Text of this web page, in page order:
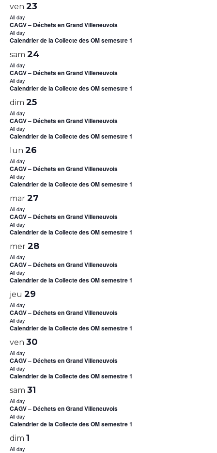
ven 23
All day
CAGV – Déchets en Grand Villeneuvois
All day
Calendrier de la Collecte des OM semestre 1
sam 24
All day
CAGV – Déchets en Grand Villeneuvois
All day
Calendrier de la Collecte des OM semestre 1
dim 25
All day
CAGV – Déchets en Grand Villeneuvois
All day
Calendrier de la Collecte des OM semestre 1
lun 26
All day
CAGV – Déchets en Grand Villeneuvois
All day
Calendrier de la Collecte des OM semestre 1
mar 27
All day
CAGV – Déchets en Grand Villeneuvois
All day
Calendrier de la Collecte des OM semestre 1
mer 28
All day
CAGV – Déchets en Grand Villeneuvois
All day
Calendrier de la Collecte des OM semestre 1
jeu 29
All day
CAGV – Déchets en Grand Villeneuvois
All day
Calendrier de la Collecte des OM semestre 1
ven 30
All day
CAGV – Déchets en Grand Villeneuvois
All day
Calendrier de la Collecte des OM semestre 1
sam 31
All day
CAGV – Déchets en Grand Villeneuvois
All day
Calendrier de la Collecte des OM semestre 1
dim 1
All day